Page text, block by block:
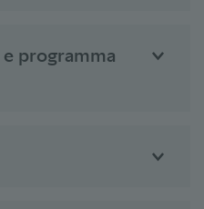
programma